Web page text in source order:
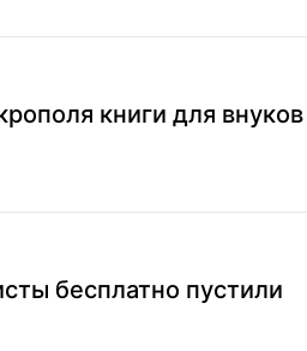
книги для внуков
бесплатно пустили